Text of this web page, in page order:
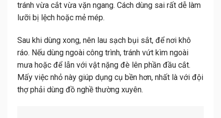
tránh vừa cắt vừa vặn ngang. Cách dùng sai rất dễ làm
lưỡi bị lệch hoặc mẻ mép.
Sau khi dùng xong, nên lau sạch bụi sắt, để nơi khô
ráo. Nếu dùng ngoài công trình, tránh vứt kìm ngoài
mưa hoặc để lẫn với vật nặng đè lên phần đầu cắt.
Mấy việc nhỏ này giúp dụng cụ bền hơn, nhất là với đội
thợ phải dùng đồ nghề thường xuyên.